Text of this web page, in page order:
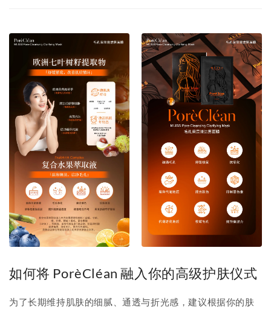
如何将 PorèCléan 融入你的高级护肤仪式
为了长期维持肌肤的细腻、通透与折光感，建议根据你的肤